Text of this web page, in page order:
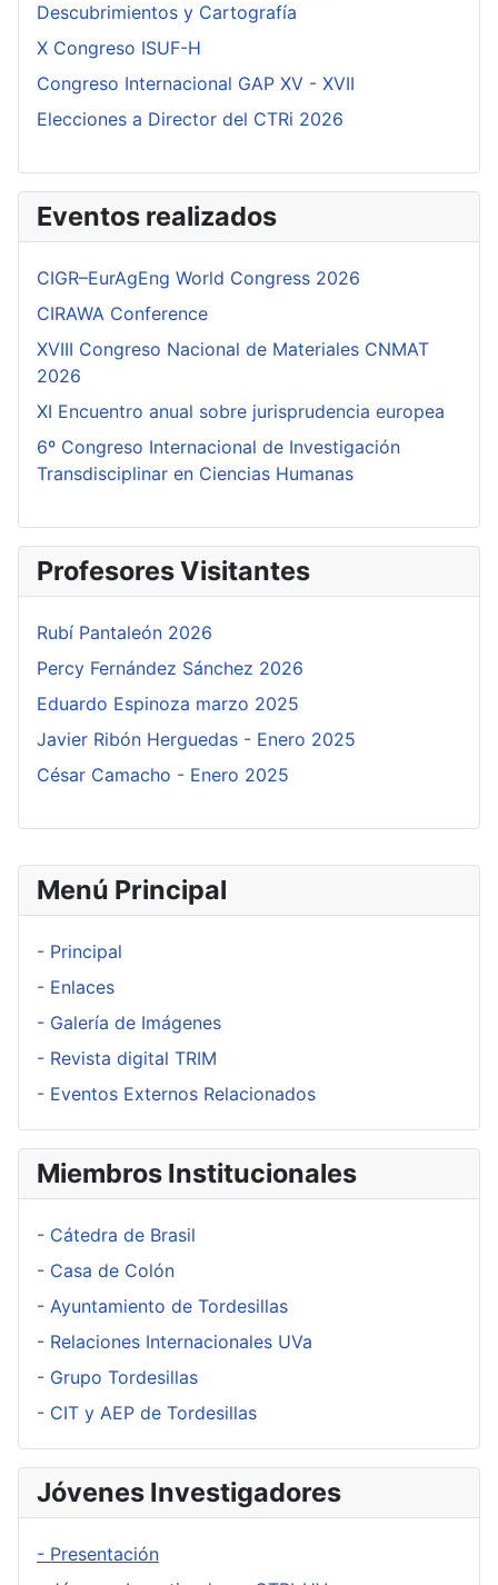
Menú Principal
- Principal
- Enlaces
- Galería de Imágenes
- Revista digital TRIM
- Eventos Externos Relacionados
Miembros Institucionales
- Cátedra de Brasil
- Casa de Colón
- Ayuntamiento de Tordesillas
- Relaciones Internacionales UVa
- Grupo Tordesillas
- CIT y AEP de Tordesillas
Jóvenes Investigadores
- Presentación
Descubrimientos y Cartografía
X Congreso ISUF-H
Congreso Internacional GAP XV - XVII
Elecciones a Director del CTRi 2026
Eventos realizados
CIGR–EurAgEng World Congress 2026
CIRAWA Conference
XVIII Congreso Nacional de Materiales CNMAT
2026
XI Encuentro anual sobre jurisprudencia europea
6º Congreso Internacional de Investigación
Transdisciplinar en Ciencias Humanas
Profesores Visitantes
Rubí Pantaleón 2026
Percy Fernández Sánchez 2026
Eduardo Espinoza marzo 2025
Javier Ribón Herguedas - Enero 2025
César Camacho - Enero 2025